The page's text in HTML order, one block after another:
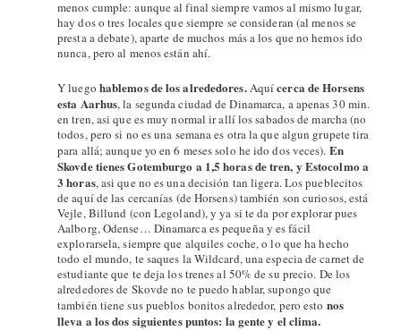
menos cumple: aunque al final siempre vamos al mismo lugar,
hay dos o tres locales que siempre se consideran (al menos se
presta a debate), aparte de muchos más a los que no hemos ido
nunca, pero al menos están ahí.
Y luego hablemos de los alrededores.Aquícerca de Horsens
esta Aarhus, la segunda ciudad de Dinamarca, a apenas 30 min.
en tren, asi que es muy normal ir allí los sabados de marcha (no
todos, pero si no es una semana es otra la que algun grupete tira
para allá; aunque yo en 6 meses solo he ido dos veces). En
Skovde tienes Gotemburgo a 1,5 horas de tren, y Estocolmo a
3 horas, asi que no es una decisión tan ligera. Los pueblecitos
de aquí de las cercanías (de Horsens) también son curiosos, está
Vejle, Billund (con Legoland), y ya si te da por explorar pues
Aalborg, Odense… Dinamarca es pequeña y es fácil
explorarsela, siempre que alquiles coche, o lo que ha hecho
todo el mundo, te saques la Wildcard, una especia de carnet de
estudiante que te deja los trenes al 50% de su precio. De los
alrededores de Skovde no te puedo hablar, supongo que
también tiene sus pueblos bonitos alrededor, pero esto nos
lleva a los dos siguientes puntos: la gente y el clima.